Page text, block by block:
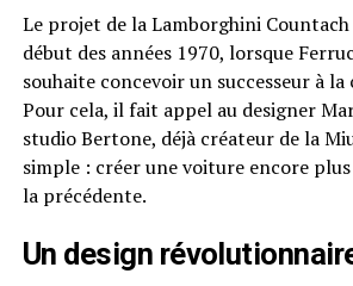
Le projet de la Lamborghini
début des années 1970, lorsque
souhaite concevoir un successeur à la
Pour cela, il fait appel au designer
studio Bertone, déjà créateur de la
simple : créer une voiture encore
la précédente.
Un design